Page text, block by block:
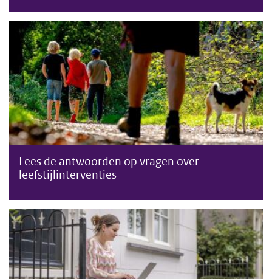
Vragen en antwoorden over leefstijlinterventies
Lees de antwoorden op vragen over
leefstijlinterventies
Nieuwsbrief Gezond Leven